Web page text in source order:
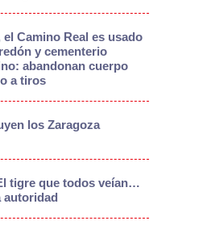
el Camino Real es usado
y cementerio
abandonan cuerpo
a tiros
los Zaragoza
tigre que todos veían…
autoridad